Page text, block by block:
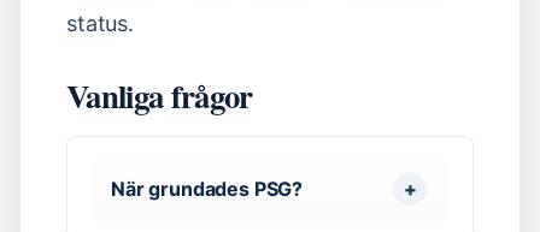
status.
Vanliga frågor
När grundades PSG?